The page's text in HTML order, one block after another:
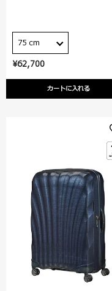
¥62,700
カートに入れる
75 cm